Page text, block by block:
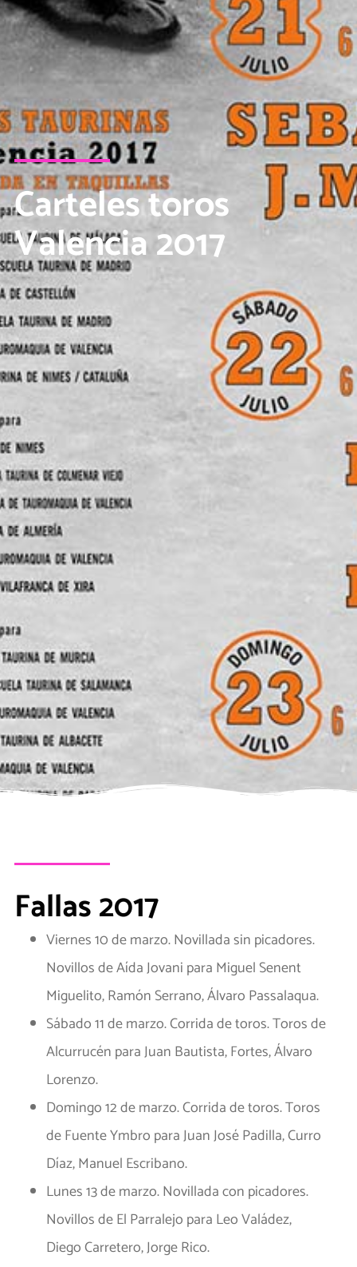
Carteles toros
Valencia 2017
Fallas 2017
Viernes 10 de marzo. Novillada sin picadores.
Novillos de Aída Jovani para Miguel Senent
Miguelito, Ramón Serrano, Álvaro Passalaqua.
Sábado 11 de marzo. Corrida de toros. Toros de
Alcurrucén para Juan Bautista, Fortes, Álvaro
Lorenzo.
Domingo 12 de marzo. Corrida de toros. Toros
de Fuente Ymbro para Juan José Padilla, Curro
Díaz, Manuel Escribano.
Lunes 13 de marzo. Novillada con picadores.
Novillos de El Parralejo para Leo Valádez,
Diego Carretero, Jorge Rico.